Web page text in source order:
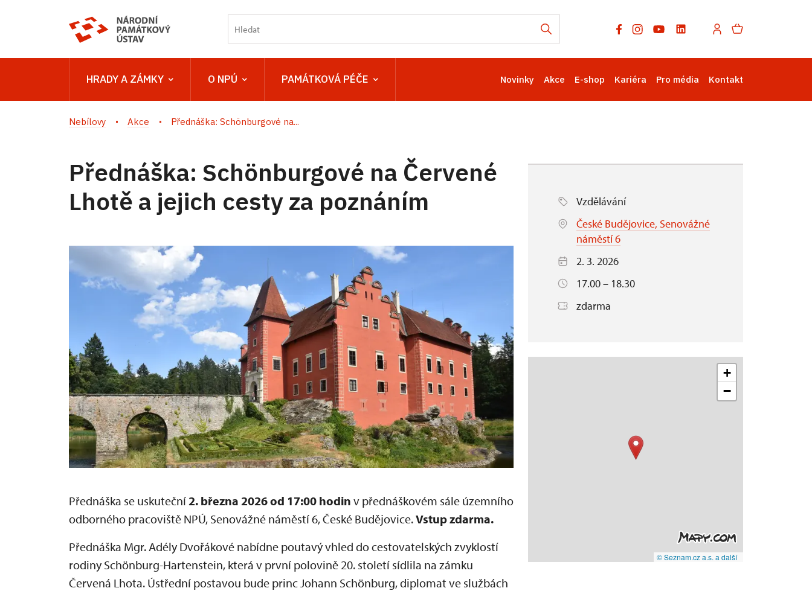
HRADY A ZÁMKY O NPÚ PAMÁTKOVÁ PÉČE Novinky Akce E-shop Kariéra Pro média Kontakt
Nebílovy Akce Přednáška: Schönburgové na...
Přednáška: Schönburgové na Červené
Lhotě a jejich cesty za poznáním
Přednáška se uskuteční2. března 2026 od 17:00 hodin v přednáškovém sále územního
odborného pracoviště NPÚ, Senovážné náměstí 6, České Budějovice.Vstup zdarma.
Přednáška Mgr. Adély Dvořákové nabídne poutavý vhled do cestovatelských zvyklostí
rodiny Schönburg-Hartenstein, která v první polovině 20. století sídlila na zámku
Červená Lhota. Ústřední postavou bude princ Johann Schönburg, diplomat ve službách
Vzdělávání
České Budějovice, Senovážné
náměstí 6
2. 3. 2026
17.00 – 18.30
zdarma
+
−
© Seznam.cz a.s. a další